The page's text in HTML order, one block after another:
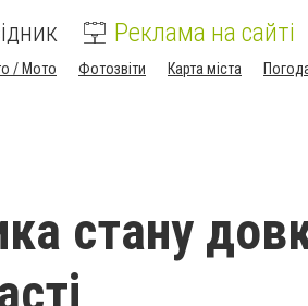
Реклама на сайті
/ Мото Фотозвіти Карта міста
стану